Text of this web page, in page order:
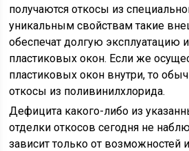
получаются откосы из
уникальным свойствам такие
обеспечат долгую эксплуатацию
пластиковых окон. Если же
пластиковых окон внутри, то
откосы из поливинилхлорида.
Дефицита какого-либо из
отделки откосов сегодня не
зависит только от возможностей